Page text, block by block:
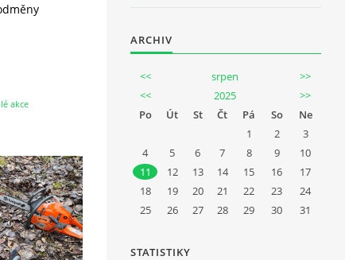
akce
ARCHIV
<< srpen
>>
<<
2025
>>
Po
Út St Čt Pá So
Ne
1
2
3
4
5 6 7 8 9
10
11
12 13 14 15 16
17
18
19 20 21 22 23
24
25
26 27 28 29 30 31
STATISTIKY